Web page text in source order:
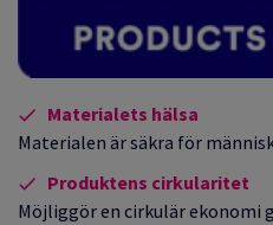
Materialets hälsa
Materialen är säkra för
Produktens cirkularitet
Möjliggör en cirkulär ekonomi